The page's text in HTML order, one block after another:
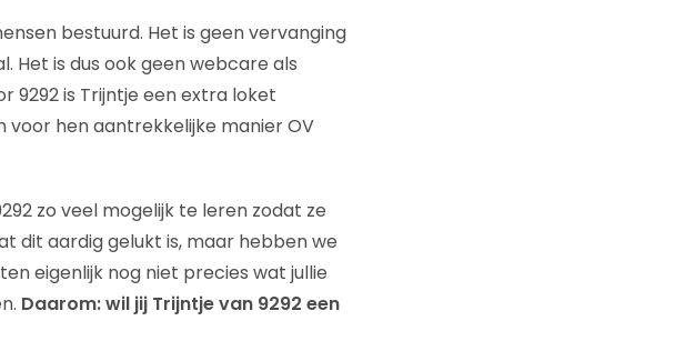
bestuurd. Het is geen vervanging
Het is dus ook geen webcare als
9292 is Trijntje een extra loket
voor hen aantrekkelijke manier OV
zo veel mogelijk te leren zodat ze
dit aardig gelukt is, maar hebben we
eigenlijk nog niet precies wat jullie
Daarom: wil jij Trijntje van 9292 een